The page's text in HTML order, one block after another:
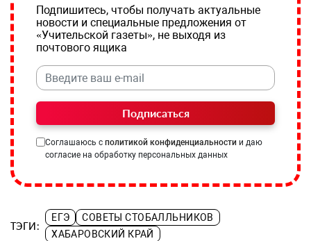
Подпишитесь, чтобы получать актуальные
новости и специальные предложения от
«Учительской газеты», не выходя из
почтового ящика
Подписаться
Соглашаюсь с политикой конфиденциальности и даю
согласие на обработку персональных данных
ТЭГИ:
ЕГЭ
СОВЕТЫ СТОБАЛЛЬНИКОВ
ХАБАРОВСКИЙ КРАЙ